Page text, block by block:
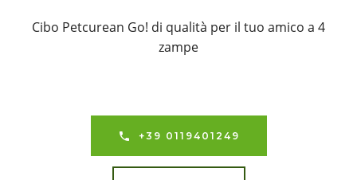
Cibo Petcurean Go! di qualità per il tuo amico a 4
zampe
+39 0119401249